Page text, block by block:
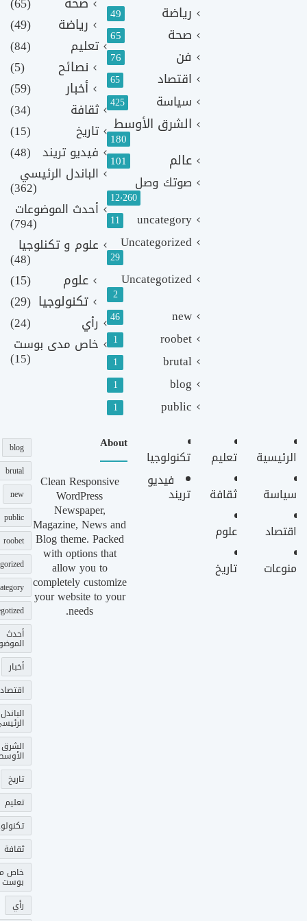
رياضة 49
صحة 65
فن 76
اقتصاد 65
سياسة 425
الشرق الأوسط
180
عالم 101
صوتك وصل
12٬260
uncategory
11
Uncategorized
29
Uncategotized
2
new
46
roobet
1
brutal
1
blog
1
public
1
رياضة
(49)
تعليم (84)
نصائح
(5)
أخبار
(59)
ثقافة
(34)
تاريخ
(15)
فيديو تريند (48)
الباندل الرئيسي
(362)
أحدث الموضوعات
(794)
علوم و تكنلوجيا
(48)
علوم
(15)
تكنولوجيا (29)
رأي
(24)
خاص مدى بوست
(15)
الرئيسية
سياسة
اقتصاد
منوعات
تعليم
ثقافة
علوم
تاريخ
تكنولوجيا
فيديو
تريند
About
Clean Responsive
WordPress
Newspaper,
Magazine, News and
Blog theme. Packed
with options that
allow you to
completely customize
your website to your
needs.
blog
brutal
new
public
roobet
أحدث
أخبار
اقتصاد
الباندل
الشرق
تاريخ
تعليم
ثقافة
خاص
بوست
رأي